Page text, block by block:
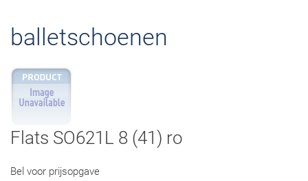
balletschoenen
Flats SO621L 8 (41) ro
Bel voor prijsopgave